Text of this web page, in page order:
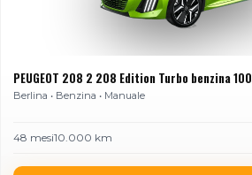
PEUGEOT 208 2 208 Edition Turbo benzina 100
Berlina • Benzina • Manuale
48 mesi10.000 km